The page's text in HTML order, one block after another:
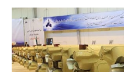
۲۹۰ نماینده […]